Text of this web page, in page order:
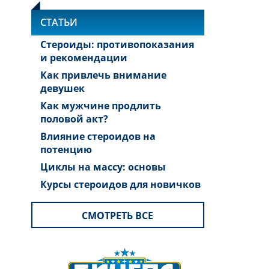
СТАТЬИ
Стероиды: противопоказания
и рекомендации
Как привлечь внимание
девушек
Как мужчине продлить
половой акт?
Влияние стероидов на
потенцию
Циклы на массу: основы
Курсы стероидов для новичков
СМОТРЕТЬ ВСЕ